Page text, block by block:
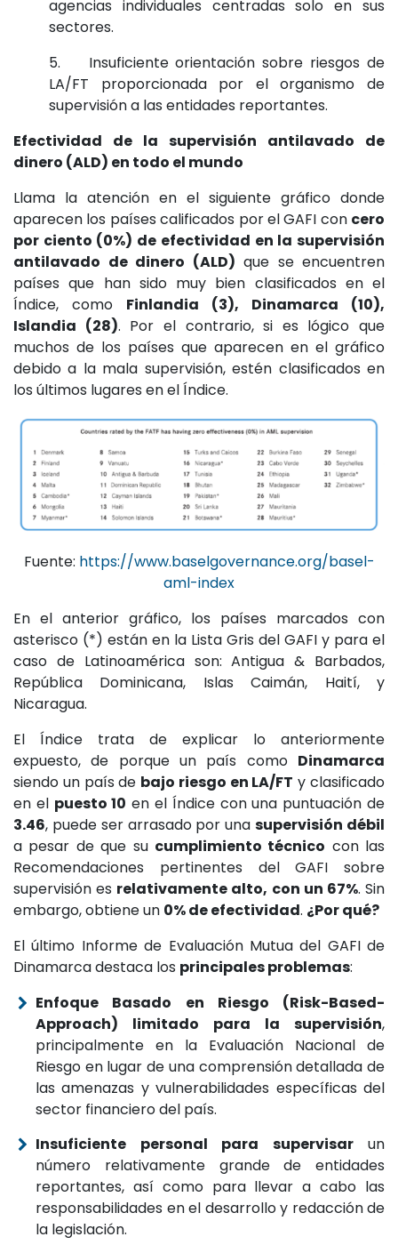
agencias individuales centradas solo en sus
sectores.
5. Insuficiente orientación sobre riesgos de
LA/FT proporcionada por el organismo de
supervisión a las entidades reportantes.
Efectividad de la supervisión antilavado de
dinero (ALD) en todo el mundo
Llama la atención en el siguiente gráfico donde
aparecen los países calificados por el GAFI con cero
por ciento (0%) de efectividad en la supervisión
antilavado de dinero (ALD) que se encuentren
países que han sido muy bien clasificados en el
Índice, como Finlandia (3), Dinamarca (10),
Islandia (28). Por el contrario, si es lógico que
muchos de los países que aparecen en el gráfico
debido a la mala supervisión, estén clasificados en
los últimos lugares en el Índice.
Fuente: https://www.baselgovernance.org/basel-
aml-index
En el anterior gráfico, los países marcados con
asterisco (*) están en la Lista Gris del GAFI y para el
caso de Latinoamérica son: Antigua & Barbados,
República Dominicana, Islas Caimán, Haití, y
Nicaragua.
El Índice trata de explicar lo anteriormente
expuesto, de porque un país como Dinamarca
siendo un país de bajo riesgo en LA/FT y clasificado
en el puesto 10 en el Índice con una puntuación de
3.46, puede ser arrasado por unasupervisión débil
a pesar de que su cumplimiento técnico con las
Recomendaciones pertinentes del GAFI sobre
supervisión es relativamente alto, con un 67%. Sin
embargo, obtiene un 0% de efectividad. ¿Por qué?
El último Informe de Evaluación Mutua del GAFI de
Dinamarca destaca los principales problemas:
Enfoque Basado en Riesgo (Risk-Based-
Approach) limitado para la supervisión,
principalmente en la Evaluación Nacional de
Riesgo en lugar de una comprensión detallada de
las amenazas y vulnerabilidades específicas del
sector financiero del país.
Insuficiente personal para supervisarun
número relativamente grande de entidades
reportantes, así como para llevar a cabo las
responsabilidades en el desarrollo y redacción de
la legislación.